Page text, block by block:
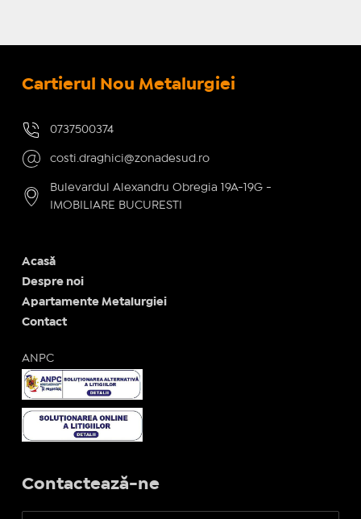
Cartierul Nou Metalurgiei
0737500374
costi.draghici@zonadesud.ro
Bulevardul Alexandru Obregia 19A-19G -
IMOBILIARE BUCURESTI
Acasă
Despre noi
Apartamente Metalurgiei
Contact
ANPC
Contactează-ne